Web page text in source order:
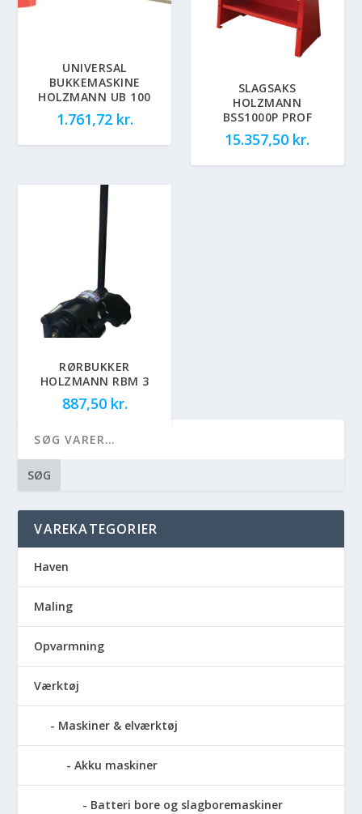
UNIVERSAL
BUKKEMASKINE
HOLZMANN UB 100
1.761,72 kr.
SLAGSAKS
HOLZMANN
BSS1000P PROF
15.357,50 kr.
RØRBUKKER
HOLZMANN RBM 3
887,50 kr.
SØG
VAREKATEGORIER
Haven
Maling
Opvarmning
Værktøj
Maskiner & elværktøj
Akku maskiner
Batteri bore og slagboremaskiner